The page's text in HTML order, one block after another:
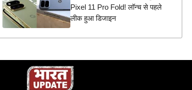
Pixel 11 Pro Fold! लॉन्च से पहले
लीक हुआ डिजाइन